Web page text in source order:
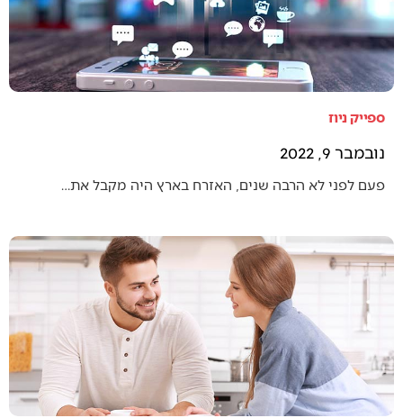
ספייק ניוז
נובמבר 9, 2022
פעם לפני לא הרבה שנים, האזרח בארץ היה מקבל את…